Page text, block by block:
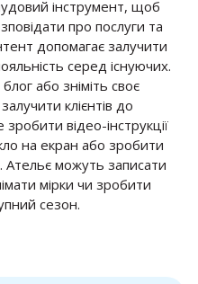
інструмент, щоб
про послуги та
допомагає залучити
серед існуючих.
або зніміть своє
клієнтів до
зробити відео-інструкції
на екран або зробити
Ательє можуть записати
мірки чи зробити
сезон.